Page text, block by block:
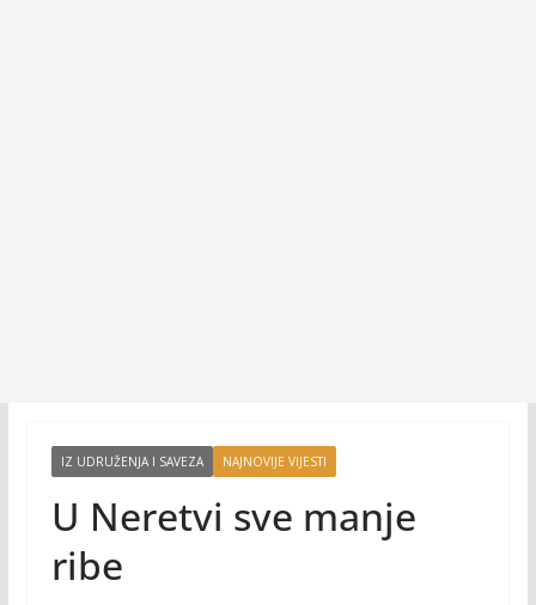
IZ UDRUŽENJA I SAVEZA NAJNOVIJE VIJESTI
U Neretvi sve manje
ribe